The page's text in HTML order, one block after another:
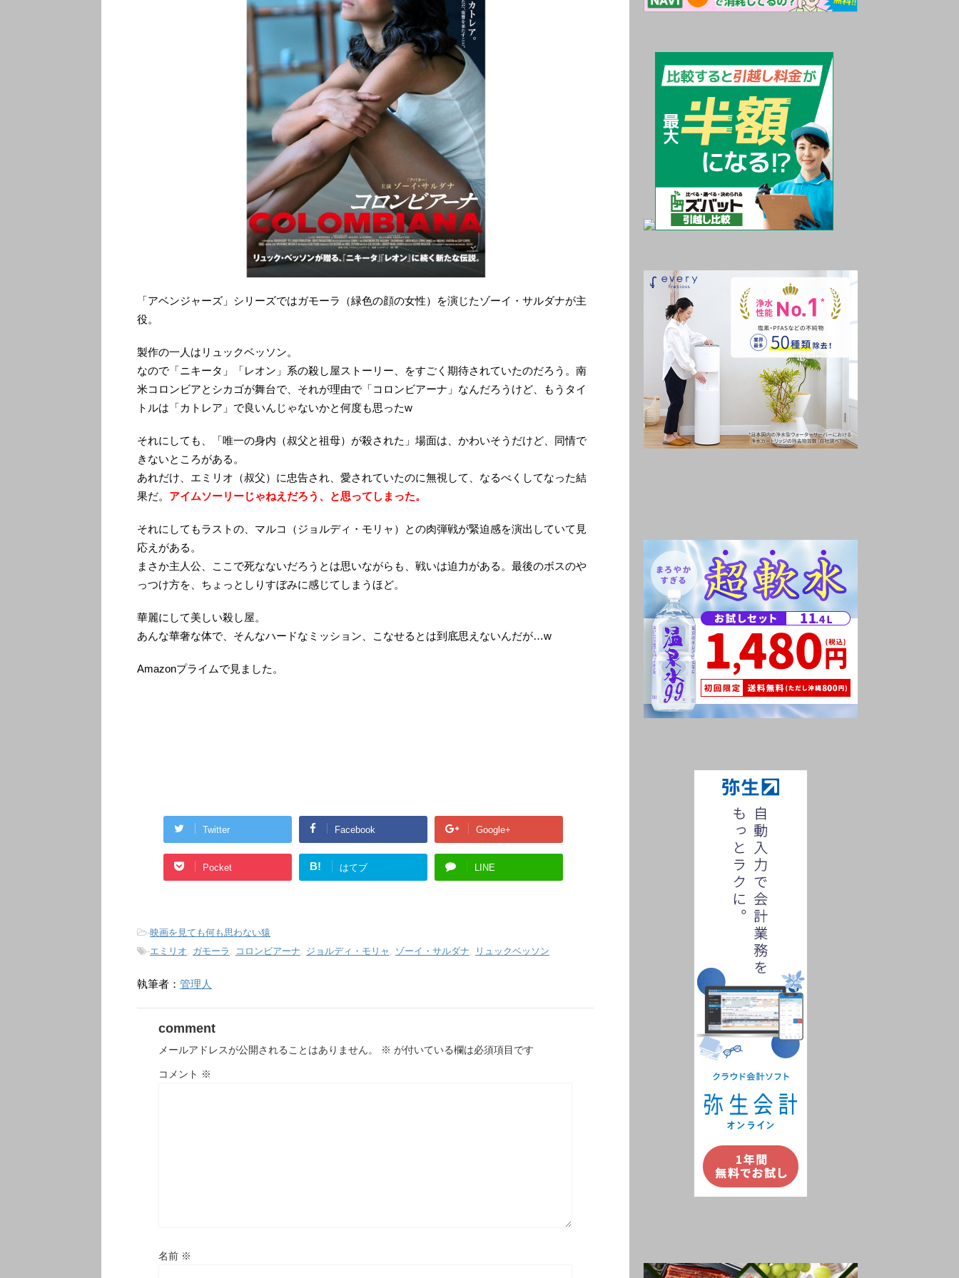
「アベンジャーズ」シリーズではガモーラ（緑色の顔の女性）を演じたゾーイ・サルダナが主
役。
製作の一人はリュックベッソン。
なので「ニキータ」「レオン」系の殺し屋ストーリー、をすごく期待されていたのだろう。南
米コロンビアとシカゴが舞台で、それが理由で「コロンビアーナ」なんだろうけど、もうタイ
トルは「カトレア」で良いんじゃないかと何度も思ったw
それにしても、「唯一の身内（叔父と祖母）が殺された」場面は、かわいそうだけど、同情で
きないところがある。
あれだけ、エミリオ（叔父）に忠告され、愛されていたのに無視して、なるべくしてなった結
果だ。 アイムソーリーじゃねえだろう、と思ってしまった。
それにしてもラストの、マルコ（ジョルディ・モリャ）との肉弾戦が緊迫感を演出していて見
応えがある。
まさか主人公、ここで死なないだろうとは思いながらも、戦いは迫力がある。最後のボスのや
っつけ方を、ちょっとしりすぼみに感じてしまうほど。
華麗にして美しい殺し屋。
あんな華奢な体で、そんなハードなミッション、こなせるとは到底思えないんだが…w
Amazonプライムで見ました。
Twitter Facebook Google+
Pocket B! はてブ LINE
-映画を見ても何も思わない猿
-エミリオ, ガモーラ , コロンビアーナ, ジョルディ・モリャ , ゾーイ・サルダナ, リュックベッソン
執筆者： 管理人
comment
メールアドレスが公開されることはありません。 ※ が付いている欄は必須項目です
コメント ※
名前 ※